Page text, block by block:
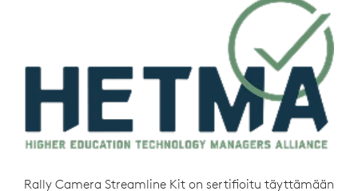
Rally Camera Streamline Kit on sertifioitu täyttämään